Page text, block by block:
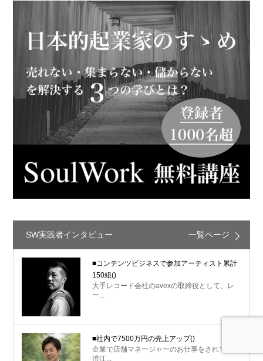
SW実践者インタビュー 一覧ページ
■コンテンツビジネスで参加アーティスト累計
150組()
大手レコード会社のavexの取締役として、レ
ー...
■社内で7500万円の売上アップ()
企業で店舗マネージャーのお仕事をされている
渋江...